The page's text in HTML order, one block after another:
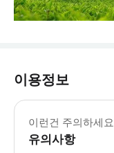
이용정보
이런건 주의하세요
유의사항